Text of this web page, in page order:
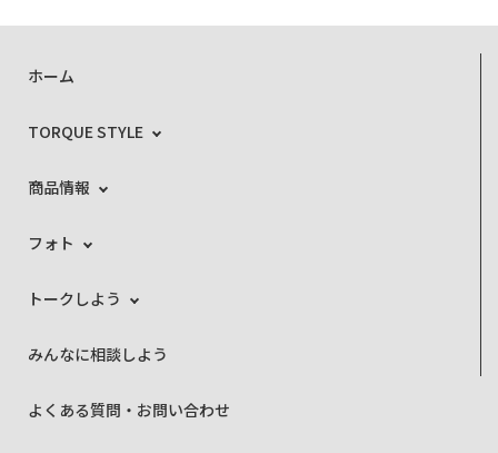
ホーム
TORQUE STYLE
商品情報
フォト
トークしよう
みんなに相談しよう
よくある質問・お問い合わせ